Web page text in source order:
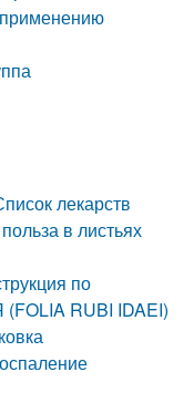
лекарств
в листьях
по
RUBI IDAEI)